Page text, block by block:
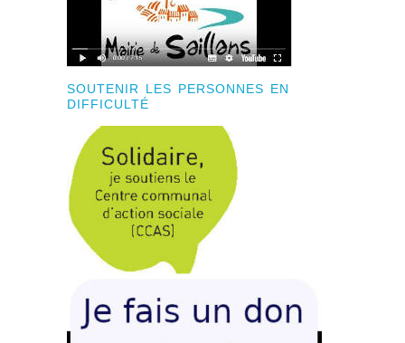
SOUTENIR LES PERSONNES EN
DIFFICULTÉ